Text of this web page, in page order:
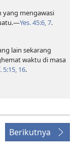
yang mengawasi
Yes. 45:6, 7.
lain sekarang
waktu di masa
5:15, 16.
Berikutnya